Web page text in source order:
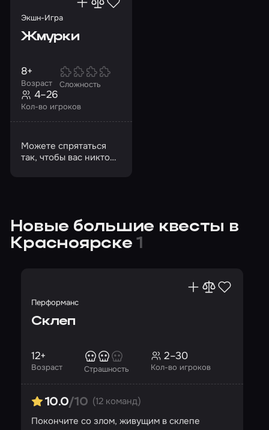
Экшн-Игра
Жмурки
Возраст
8+
Сложность
Кол-во игроков
4–26
Можете спрятаться
так, чтобы вас никто
Новые большие квесты в
Красноярске1
Перформанс
Склеп
Возраст
12+
Страшность Кол-во игроков
2–30
10.0/10 (12 команд)
Покончите со злом, живущим в склепе